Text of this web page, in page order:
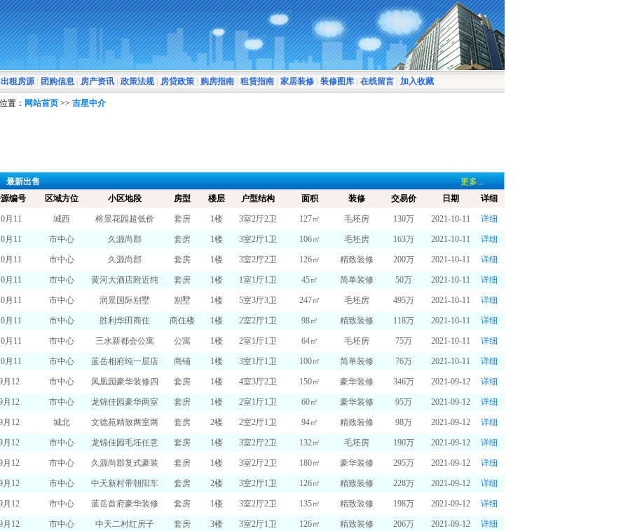
出租房源 团购信息 房产资讯 政策法规 房贷政策 购房指南 租赁指南 家居装修 装修图库 在线留言 加入收藏
置： 网站首页 >> 吉星中介
最新出售
更多...
编号
区域方位 小区地段 房型 楼层 户型结构 面积 装修 交易价 日期 详细
月11 城西 榕景花园超低价 套房 1楼 3室2厅2卫 127㎡ 毛坯房 130万 2021-10-11 详细
月11 市中心 久源尚郡 套房 1楼 3室2厅1卫 106㎡ 毛坯房 163万 2021-10-11 详细
月11 市中心 久源尚郡 套房 1楼 3室2厅2卫 126㎡ 精致装修 200万 2021-10-11 详细
月11 市中心 黄河大酒店附近纯 套房 1楼 1室1厅1卫 45㎡ 简单装修 50万 2021-10-11 详细
月11 市中心 润景国际别墅 别墅 1楼 5室3厅3卫 247㎡ 毛坯房 495万 2021-10-11 详细
月11 市中心 胜利华田商住 商住楼 1楼 2室2厅1卫 98㎡ 精致装修 118万 2021-10-11 详细
月11 市中心 三水新都会公寓 公寓 1楼 2室1厅1卫 64㎡ 毛坯房 75万 2021-10-11 详细
月11 市中心 蓝岳相府纯一层店 商铺 1楼 3室1厅1卫 100㎡ 简单装修 76万 2021-10-11 详细
月12 市中心 凤凰园豪华装修四 套房 1楼 4室3厅2卫 150㎡ 豪华装修 346万 2021-09-12 详细
月12 市中心 龙锦佳园豪华两室 套房 1楼 2室1厅1卫 60㎡ 豪华装修 95万 2021-09-12 详细
月12 城北 文德苑精致两室两 套房 2楼 2室2厅1卫 94㎡ 精致装修 98万 2021-09-12 详细
月12 市中心 龙锦佳园毛坯任意 套房 1楼 3室2厅2卫 132㎡ 毛坯房 190万 2021-09-12 详细
月12 市中心 久源尚郡复式豪装 套房 1楼 3室2厅2卫 180㎡ 豪华装修 295万 2021-09-12 详细
月12 市中心 中天新村带朝阳车 套房 2楼 3室2厅1卫 126㎡ 精致装修 228万 2021-09-12 详细
月12 市中心 蓝岳首府豪华装修 套房 1楼 3室2厅2卫 135㎡ 精致装修 198万 2021-09-12 详细
月12 市中心 中天二村红房子 套房 3楼 3室2厅1卫 126㎡ 精致装修 206万 2021-09-12 详细